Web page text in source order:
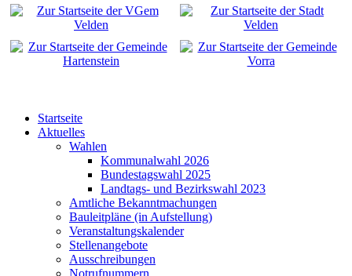
Startseite
Aktuelles
Wahlen
Kommunalwahl 2026
Bundestagswahl 2025
Landtags- und Bezirkswahl 2023
Amtliche Bekanntmachungen
Bauleitpläne (in Aufstellung)
Veranstaltungskalender
Stellenangebote
Ausschreibungen
Notrufnummern